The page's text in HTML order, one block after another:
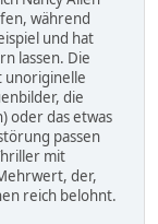
während
und hat
lassen. Die
unoriginelle
die
oder das etwas
passen
mit
der,
reich belohnt.